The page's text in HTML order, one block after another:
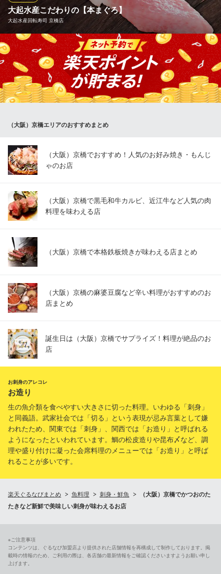
海鮮おどりや市場 京橋店
厳選鮮魚とお酒が旨い！
ＪＲ京橋駅 徒歩2分
大阪府大阪市都島区片町2-6-11
大起水産こだわりの【本まぐろ】
大起水産回転寿司 京橋店
大起水産が誇る本まぐろは、地中海など高い養殖技術を持つ地域
から厳選して仕入れております。丸々1本を店内で解体するからこ
そご提供できる「カマトロ」や「ほほ肉」といった希少部位も、
当店の大きな魅力の一つです。他ではなかなか味わえない特別な
部位を、驚きのお値打ち価格でお楽しみいただけます。
お刺身居酒屋
大阪府大阪市都島区東野田町3-5-22
（大阪）京橋エリアのおすすめまとめ
（大阪）京橋でおすすめ！人気のお好み焼き・もんじ
ゃのお店
（大阪）京橋で黒毛和牛カルビ、近江牛など人気の肉
料理を味わえる店
（大阪）京橋で本格鉄板焼きが味わえる店まとめ
（大阪）京橋の麻婆豆腐など辛い料理がおすすめのお
店まとめ
誕生日は（大阪）京橋でサプライズ！料理が絶品のお
店
お刺身のアレコレ
お造り
生の魚介類を食べやすい大きさに切った料理。いわゆる「刺身」
と同義語。武家社会では「切る」という表現が忌み言葉として嫌
われたため、関東では「刺身」、関西では「お造り」と呼ばれる
ようになったといわれています。鯛の松皮造りや昆布〆など、調
理や盛り付けに凝った会席料理のメニューでは「お造り」と呼ば
れることが多いです。
楽天ぐるなびまとめ 魚料理 刺身・鮮魚
（大阪）京橋でかつおのた
たきなど新鮮で美味しい刺身が味わえるお店
※ご注意事項
コンテンツは、ぐるなび加盟店より提供された店舗情報を再構成して制作しております。掲
載時の情報のため、ご利用の際は、各店舗の最新情報をご確認くださいますようお願い申し
上げます。